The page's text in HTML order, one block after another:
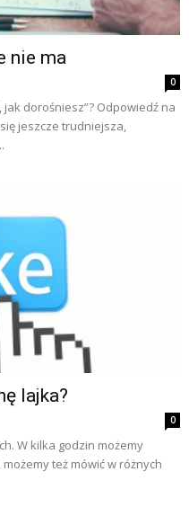
nie ma
0
dorośniesz”? Odpowiedź na
jeszcze trudniejsza,
lajka?
0
W kilka godzin możemy
też mówić w różnych